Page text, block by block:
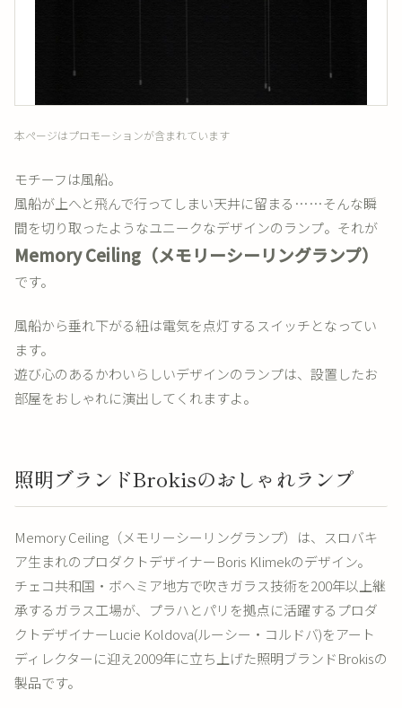
本ページはプロモーションが含まれています
モチーフは風船。
風船が上へと飛んで行ってしまい天井に留まる……そんな瞬
間を切り取ったようなユニークなデザインのランプ。それが
Memory Ceiling（メモリーシーリングランプ）
です。
風船から垂れ下がる紐は電気を点灯するスイッチとなってい
ます。
遊び心のあるかわいらしいデザインのランプは、設置したお
部屋をおしゃれに演出してくれますよ。
照明ブランドBrokisのおしゃれランプ
Memory Ceiling（メモリーシーリングランプ）は、スロバキ
ア生まれのプロダクトデザイナーBoris Klimekのデザイン。
チェコ共和国・ボヘミア地方で吹きガラス技術を200年以上継
承するガラス工場が、プラハとパリを拠点に活躍するプロダ
クトデザイナーLucie Koldova(ルーシー・コルドバ)をアート
ディレクターに迎え2009年に立ち上げた照明ブランドBrokisの
製品です。